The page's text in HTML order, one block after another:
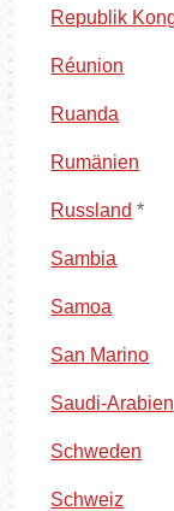
Republik
Réunion
Ruanda
Rumänien
Russland *
Sambia
Samoa
San Marino
Saudi-Arabien
Schweden
Schweiz